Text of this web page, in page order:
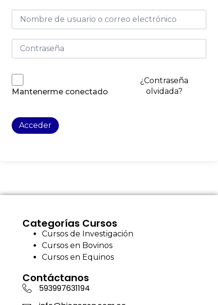
Mantenerme conectado
¿Contraseña
olvidada?
Acceder
Categorías Cursos
Cursos de Investigación
Cursos en Bovinos
Cursos en Equinos
Contáctanos
593997631194
Curso de prueba